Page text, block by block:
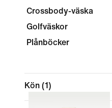
Crossbody-väska
Golfväskor
Plånböcker
Kön (1)